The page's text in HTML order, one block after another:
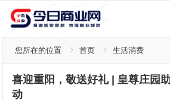
您所在的位置 首页 生活消费
喜迎重阳，敬送好礼 | 皇尊庄园
动